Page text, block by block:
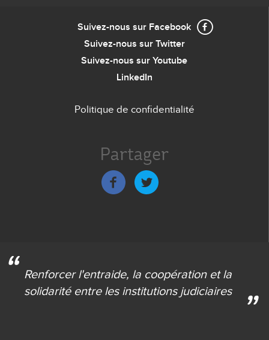
Suivez-nous sur Facebook
Suivez-nous sur Twitter
Suivez-nous sur Youtube
LinkedIn
Politique de confidentialité
Partager
Renforcer l'entraide, la coopération et la
solidaritéentre les institutions judiciaires